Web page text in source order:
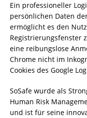
Ein professioneller
persönlichen Daten
ermöglicht es den
Registrierungsfenster
eine reibungslose
Chrome nicht im
Cookies des Google
SoSafe wurde als
Human Risk
und ist für seine